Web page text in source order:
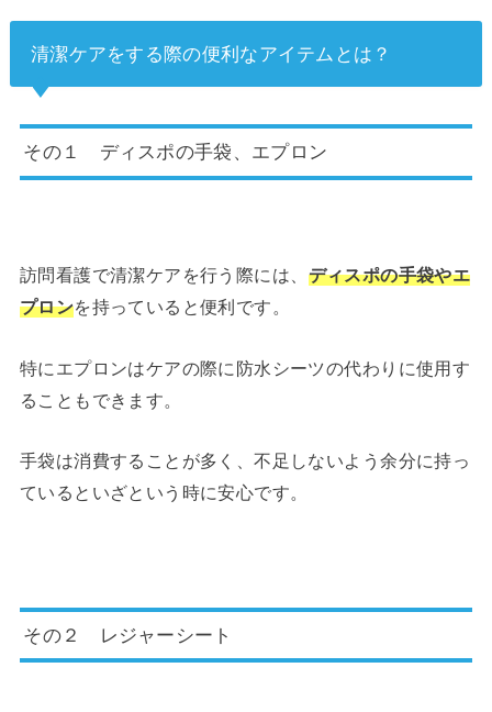
清潔ケアをする際の便利なアイテムとは？
その１ ディスポの手袋、エプロン
訪問看護で清潔ケアを行う際には、 ディスポの手袋やエ
プロンを持っていると便利です。
特にエプロンはケアの際に防水シーツの代わりに使用す
ることもできます。
手袋は消費することが多く、不足しないよう余分に持っ
ているといざという時に安心です。
その２ レジャーシート